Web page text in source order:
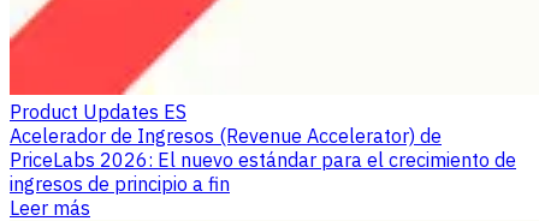
Product Updates ES
Acelerador de Ingresos (Revenue Accelerator) de
PriceLabs 2026: El nuevo estándar para el crecimiento de
ingresos de principio a fin
Leer más